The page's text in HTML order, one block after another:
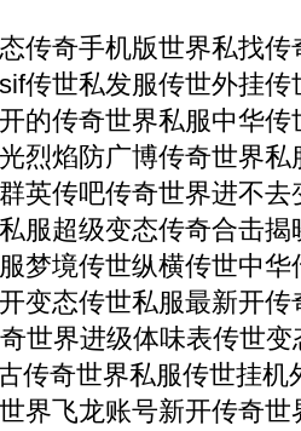
传奇手机版世界私找
传世私发服传世外挂传
的传奇世界私服中华
烈焰防广博传奇世界
英传吧传奇世界进不
服超级变态传奇合击
梦境传世纵横传世中
变态传世私服最新开
世界进级体味表传世
传奇世界私服传世挂机
界飞龙账号新开传奇